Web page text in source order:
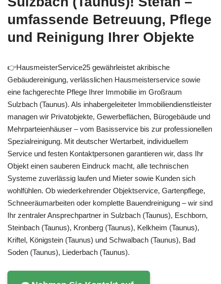
umfassende Betreuung, Pflege
und Reinigung Ihrer Objekte
👉HausmeisterService25 gewährleistet akribische
Gebäudereinigung, verlässlichen Hausmeisterservice sowie
eine fachgerechte Pflege Ihrer Immobilie im Großraum
Sulzbach (Taunus). Als inhabergeleiteter Immobiliendienstleister
managen wir Privatobjekte, Gewerbeflächen, Bürogebäude und
Mehrparteienhäuser – vom Basisservice bis zur professionellen
Spezialreinigung. Mit deutscher Wertarbeit, individuellem
Service und festen Kontaktpersonen garantieren wir, dass Ihr
Objekt einen sauberen Eindruck macht, alle technischen
Systeme zuverlässig laufen und Mieter sowie Kunden sich
wohlfühlen. Ob wiederkehrender Objektservice, Gartenpflege,
Schneeräumarbeiten oder komplette Bauendreinigung – wir sind
Ihr zentraler Ansprechpartner in Sulzbach (Taunus), Eschborn,
Steinbach (Taunus), Kronberg (Taunus), Kelkheim (Taunus),
Kriftel, Königstein (Taunus) und Schwalbach (Taunus), Bad
Soden (Taunus), Liederbach (Taunus).